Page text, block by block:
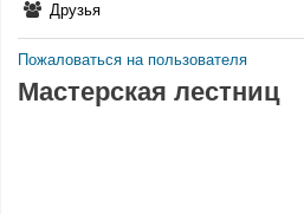
Друзья
Пожаловаться на пользователя
Мастерская лестниц